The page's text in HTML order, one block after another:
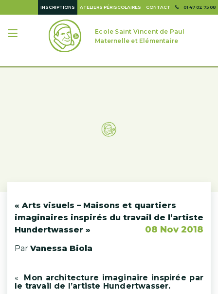
01 47 02 75 08
CONTACT
ATELIERS PÉRISCOLAIRES
INSCRIPTIONS
Ecole Saint Vincent de Paul
Maternelle et Elémentaire
« Arts visuels – Maisons et quartiers
imaginaires inspirés du travail de l’artiste
Hundertwasser »
08 Nov 2018
Par Vanessa Biola
« Mon architecture imaginaire inspirée par
le travail de l’artiste Hundertwasser.